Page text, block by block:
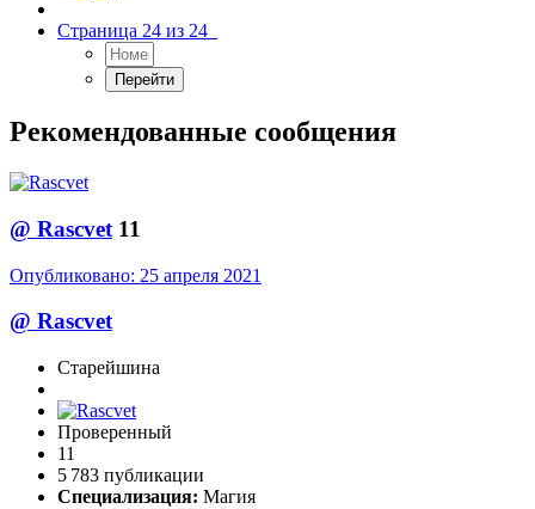
Страница 24 из 24
Рекомендованные сообщения
@ Rascvet 11
Опубликовано: 25 апреля 2021
@ Rascvet
Старейшина
Проверенный
11
5 783 публикации
Специализация: Магия